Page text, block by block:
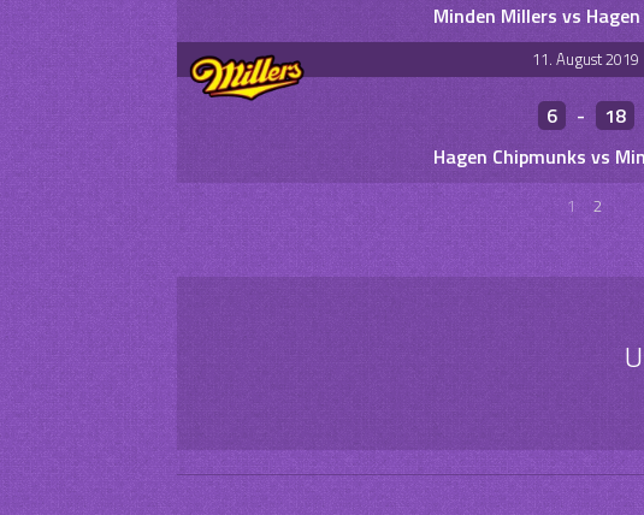
Minden Millers vs
11. August 2019
6 -
18
Hagen Chipmunks vs
1 2